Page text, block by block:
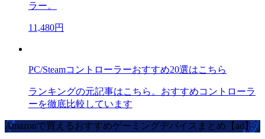
ラー。
11,480円
PC/Steamコントローラーおすすめ20選はこちら
ランキングの元記事はこちら。おすすめコントローラ
ーを徹底比較しています
Amazonで買えるおすすめゲーミングデバイスまとめ【ad】